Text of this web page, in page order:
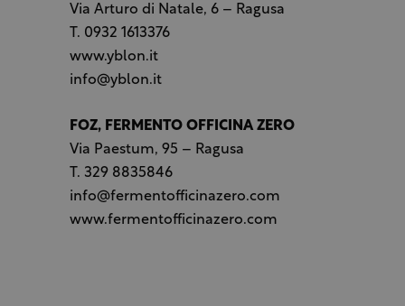
Via Arturo di Natale, 6 – Ragusa
T. 0932 1613376
www.yblon.it
info@yblon.it
FOZ, FERMENTO OFFICINA ZERO
Via Paestum, 95 – Ragusa
T. 329 8835846
info@fermentofficinazero.com
www.fermentofficinazero.com